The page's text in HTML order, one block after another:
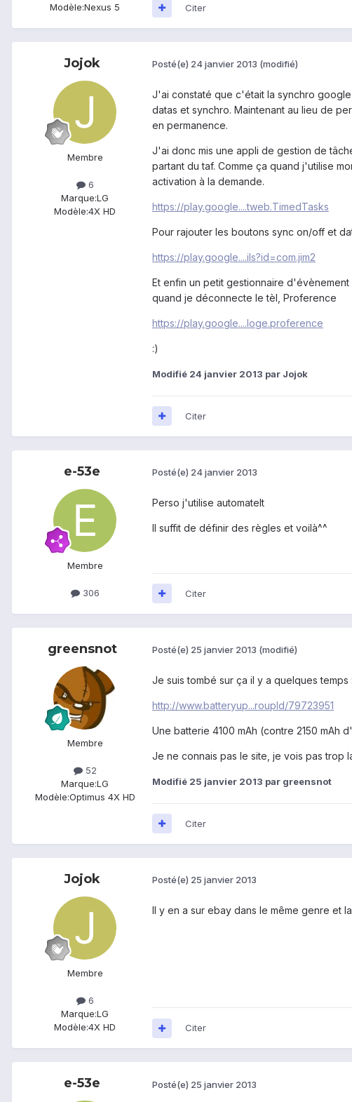
Modèle:Nexus 5 Citer
Jojok
Membre
6
Marque:LG
Modèle:4X HD
Posté(e) 24 janvier 2013 (modifié)
J'ai constaté que c'était la synchro
datas et synchro. Maintenant au lieu de
en permanence.
J'ai donc mis une appli de gestion de
partant du taf. Comme ça quand j'utilise
activation à la demande.
https://play.google....tweb.TimedTasks
Pour rajouter les boutons sync on/off et
https://play.google....ils?id=com.jim2
Et enfin un petit gestionnaire
quand je déconnecte le tèl, Proference
https://play.google....loge.proference
:)
Modifié 24 janvier 2013 par Jojok
Citer
e-53e
Membre
306
Posté(e) 24 janvier 2013
Perso j'utilise automatelt
Il suffit de définir des règles et voilà^^
Citer
greensnot
Membre
52
Marque:LG
Modèle:Optimus 4X HD
Posté(e) 25 janvier 2013 (modifié)
Je suis tombé sur ça il y a quelques temps :
http://www.batteryup...roupId/79723951
Une batterie 4100 mAh (contre 2150 mAh
Je ne connais pas le site, je vois pas trop
Modifié 25 janvier 2013 par greensnot
Citer
Jojok
Membre
6
Marque:LG
Modèle:4X HD
Posté(e) 25 janvier 2013
Il y en a sur ebay dans le même genre et
Citer
e-53e Posté(e) 25 janvier 2013